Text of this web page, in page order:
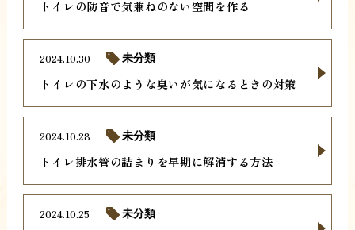
トイレの防音で気兼ねのない空間を作る
トイレの下水のような臭いが気になるときの対策
2024.10.30 未分類
トイレ排水管の詰まりを早期に解消する方法
2024.10.28 未分類
2024.10.25 未分類